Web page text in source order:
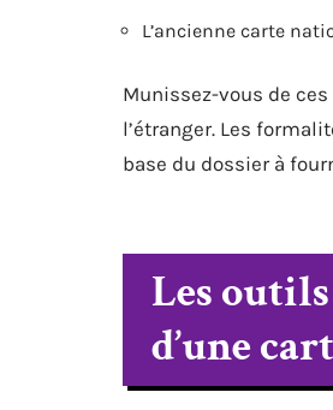
L’ancienne carte
Munissez-vous de
l’étranger. Les
base du dossier à
Les
d’une